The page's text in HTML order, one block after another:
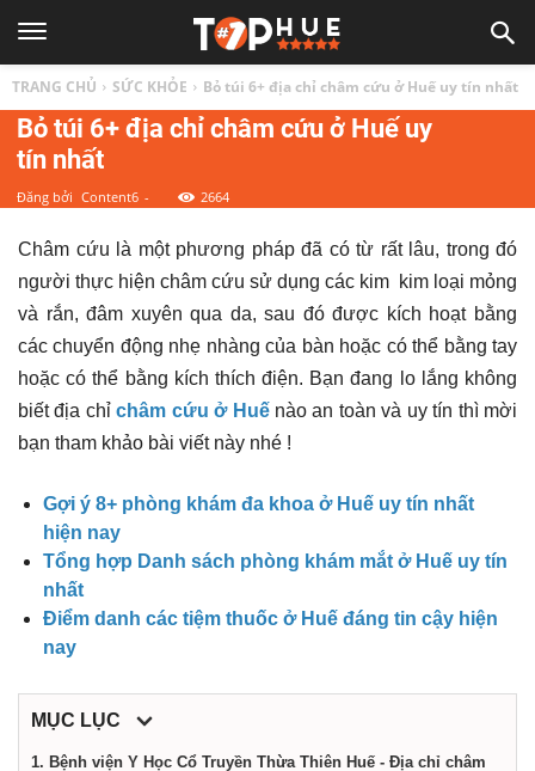
1
|
Top
địa
công
ty,
dịch
TRANG CHỦ SỨC KHỎE Bỏ túi 6+ địa chỉ châm cứu ở Huế uy tín nhất
Bỏ túi 6+ địa chỉ châm cứu ở Huế uy
tín nhất
Đăng bởi Content6 - 2664
Châm cứu là một phương pháp đã có từ rất lâu, trong đó
người thực hiện châm cứu sử dụng các kim kim loại mỏng
và rắn, đâm xuyên qua da, sau đó được kích hoạt bằng
các chuyển động nhẹ nhàng của bàn hoặc có thể bằng tay
hoặc có thể bằng kích thích điện. Bạn đang lo lắng không
biết địa chỉchâm cứu ở Huếnào an toàn và uy tín thì mời
bạn tham khảo bài viết này nhé !
Gợi ý 8+ phòng khám đa khoa ở Huế uy tín nhất
hiện nay
Tổng hợp Danh sách phòng khám mắt ở Huế uy tín
nhất
Điểm danh các tiệm thuốc ở Huế đáng tin cậy hiện
nay
MỤC LỤC
1. Bệnh viện Y Học Cổ Truyền Thừa Thiên Huế - Địa chỉ châm